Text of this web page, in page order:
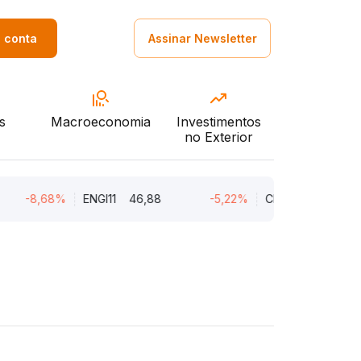
conta Assinar Newsletter
Macroeconomia
Investimentos
no Exterior
-8,68% ENGI11 46,88 -5,22% CMIN3